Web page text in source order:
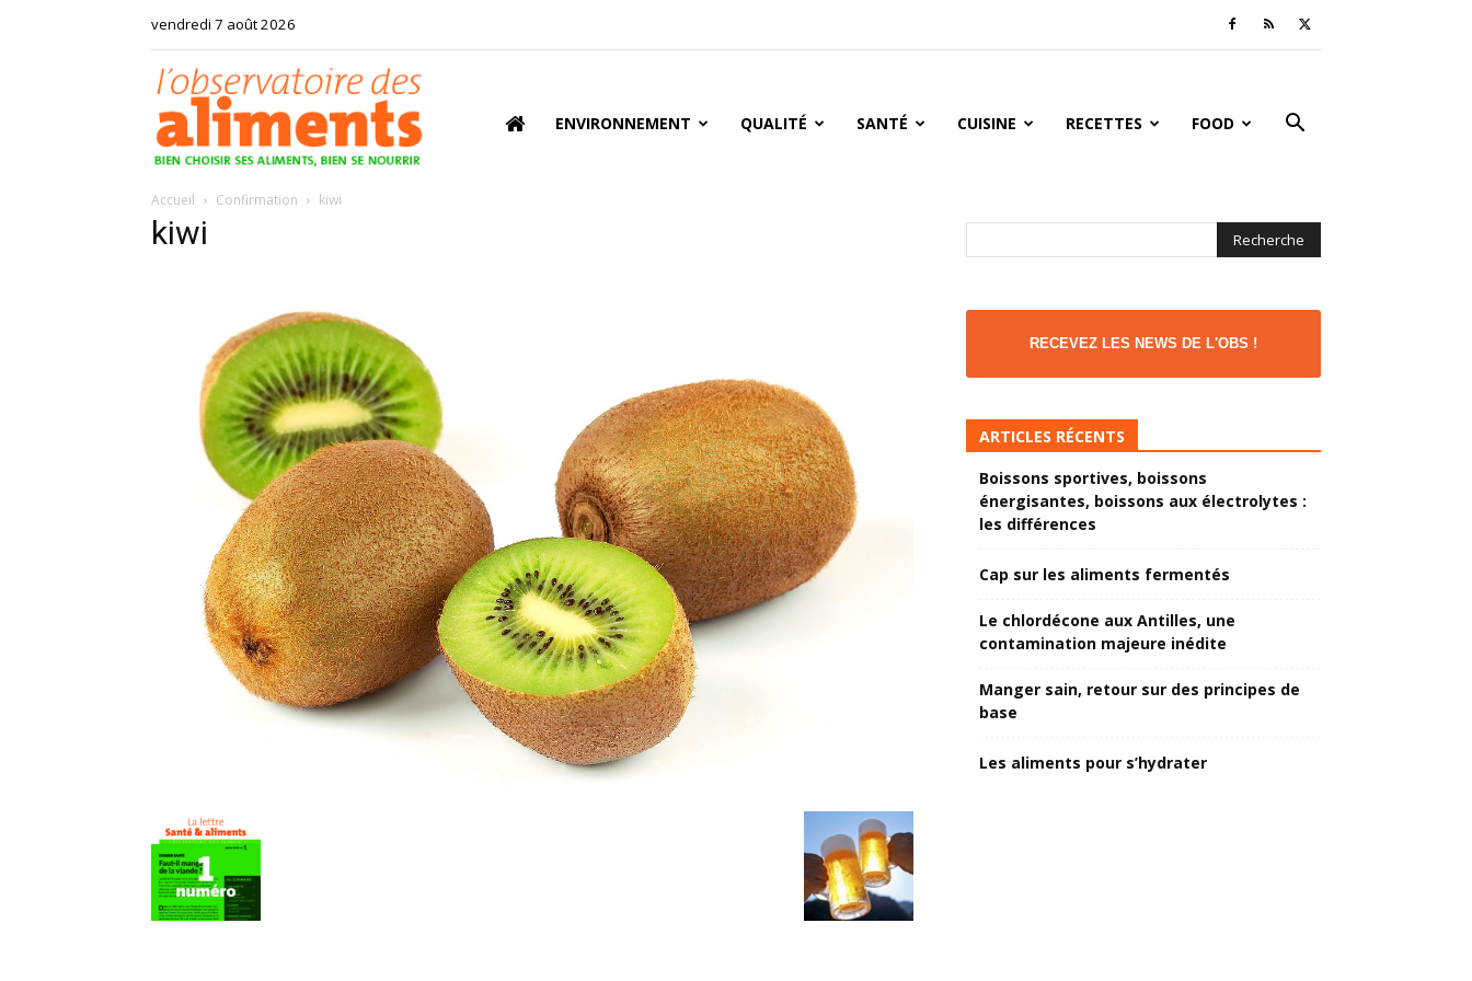
vendredi 7 août 2026
ENVIRONNEMENT QUALITÉ SANTÉ CUISINE RECETTES FOOD
Accueil Confirmation kiwi
kiwi
RECEVEZ LES NEWS DE L'OBS !
ARTICLES RÉCENTS
Boissons sportives, boissons
énergisantes, boissons aux électrolytes :
les différences
Cap sur les aliments fermentés
Le chlordécone aux Antilles, une
contamination majeure inédite
Manger sain, retour sur des principes de
base
Les aliments pour s’hydrater